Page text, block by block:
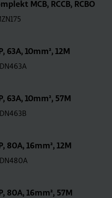
MCB, RCCB, RCBO
63A, 10mm², 12M
63A, 10mm², 57M
80A, 16mm², 12M
80A, 16mm², 57M